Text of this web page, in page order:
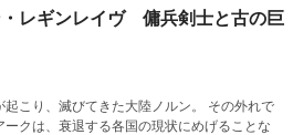
レギンレイヴ 傭兵剣士と古の巨
こり、滅びてきた大陸ノルン。 その外れで
クは、衰退する各国の現状にめげることな